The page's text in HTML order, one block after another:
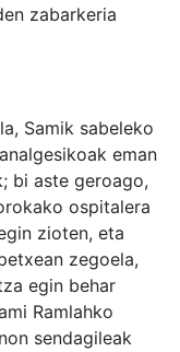
zabarkeria
Samik sabeleko
eman
bi aste geroago,
ospitalera
zioten, eta
zegoela,
egin behar
Ramlahko
sendagileak